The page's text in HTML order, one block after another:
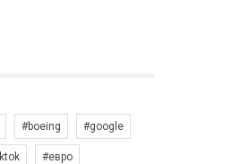
#boeing #google
#евро